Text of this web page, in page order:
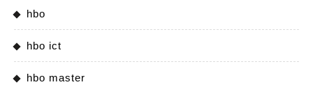
hbo
hbo ict
hbo master